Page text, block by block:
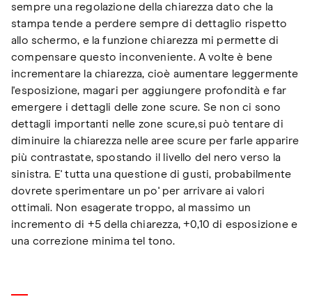
sempre una regolazione della chiarezza dato che la
stampa tende a perdere sempre di dettaglio rispetto
allo schermo, e la funzione chiarezza mi permette di
compensare questo inconveniente. A volte è bene
incrementare la chiarezza, cioè aumentare leggermente
l'esposizione, magari per aggiungere profondità e far
emergere i dettagli delle zone scure. Se non ci sono
dettagli importanti nelle zone scure,si può tentare di
diminuire la chiarezza nelle aree scure per farle apparire
più contrastate, spostando il livello del nero verso la
sinistra. E' tutta una questione di gusti, probabilmente
dovrete sperimentare un po' per arrivare ai valori
ottimali. Non esagerate troppo, al massimo un
incremento di +5 della chiarezza, +0,10 di esposizione e
una correzione minima tel tono.